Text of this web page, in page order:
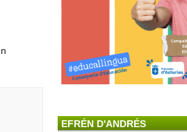
EFRÉN D'ANDRÉS